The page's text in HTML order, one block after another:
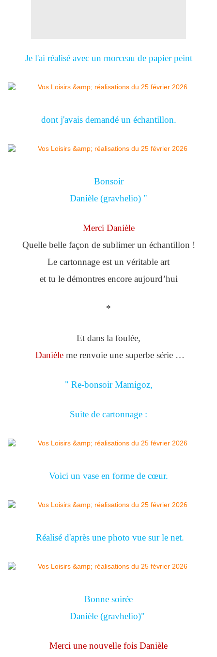
Je l'ai réalisé avec un morceau de papier peint
dont j'avais demandé un échantillon.
Bonsoir
Danièle (gravhelio) "
Merci Danièle
Quelle belle façon de sublimer un échantillon !
Le cartonnage est un véritable art
et tu le démontres encore aujourd’hui
*
Et dans la foulée,
Danièle me renvoie une superbe série …
" Re-bonsoir Mamigoz,
Suite de cartonnage :
Voici un vase en forme de cœur.
Réalisé d'après une photo vue sur le net.
Bonne soirée
Danièle (gravhelio)"
Merci une nouvelle fois Danièle